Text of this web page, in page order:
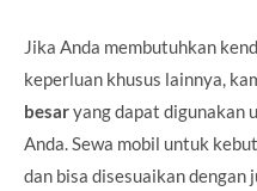
Jika Anda membutuhkan
keperluan khusus lainnya,
besaryang dapat digunakan
Anda. Sewa mobil untuk
dan bisa disesuaikan dengan